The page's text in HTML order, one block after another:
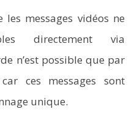
messages vidéos ne
directement via
n’est possible que par
car ces messages sont
unique.